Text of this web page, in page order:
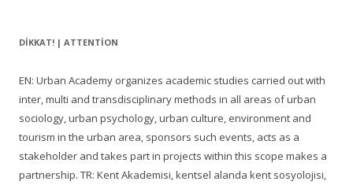
DIKKAT! | ATTENTION
EN: Urban Academy organizes academic studies carried out with
inter, multi and transdisciplinary methods in all areas of urban
sociology, urban psychology, urban culture, environment and
tourism in the urban area, sponsors such events, acts as a
stakeholder and takes part in projects within this scope makes a
partnership. TR: Kent Akademisi, kentsel alanda kent sosyolojisi,